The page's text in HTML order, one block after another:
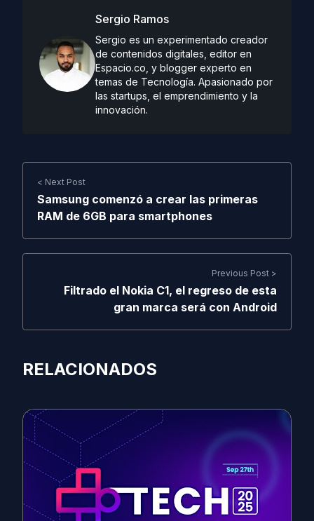
Sergio Ramos
Sergio es un experimentado creador
de contenidos digitales, editor en
Espacio.co, y blogger experto en
temas de Tecnología. Apasionado por
las startups, el emprendimiento y la
innovación.
< Next Post
Samsung comenzó a crear las primeras
RAM de 6GB para smartphones
Previous Post >
Filtrado el Nokia C1, el regreso de esta
gran marca será con Android
RELACIONADOS